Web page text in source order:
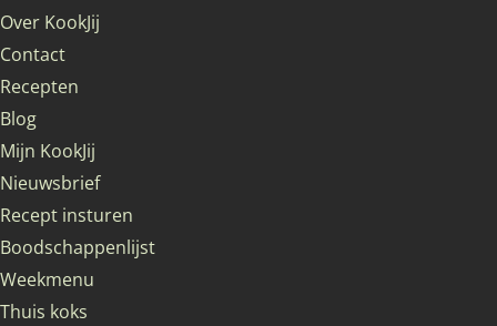
Over KookJij
Contact
Recepten
Blog
Mijn KookJij
Nieuwsbrief
Recept insturen
Boodschappenlijst
Weekmenu
Thuis koks